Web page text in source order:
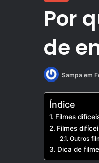
Por
de
Sampa em
Índice
Filmes
Filmes
Outros
Dica de